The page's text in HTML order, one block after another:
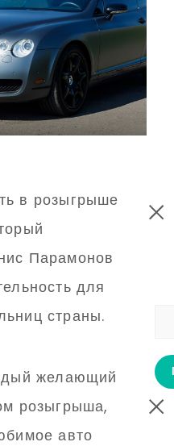
в розыгрыше
Парамонов
для
страны.
желающий
розыгрыша,
авто